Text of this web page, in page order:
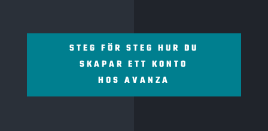
STEG FÖR STEG HUR DU
SKAPAR ETT KONTO
HOS AVANZA